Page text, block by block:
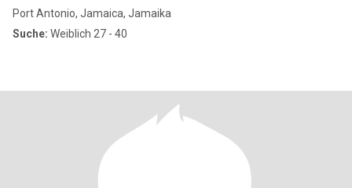
Port Antonio, Jamaica, Jamaika
Suche: Weiblich 27 - 40